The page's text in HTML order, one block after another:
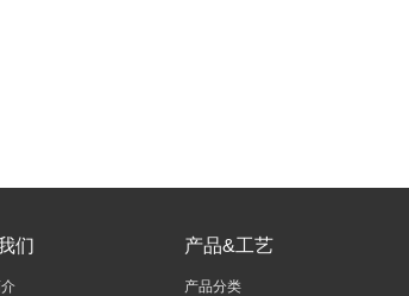
们 产品&工艺
产品分类